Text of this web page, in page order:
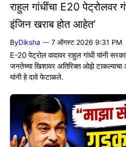
राहुल गांधींचा E20 पेट्रोलवर
इंजिन खराब होत आहेत’
ByDiksha — 7 ऑगस्ट 2026 9:31 PM
E-20 पेट्रोल वादावर राहुल गांधी यांनी
जनतेच्या खिशावर अतिरिक्त ओझे टाकल्याचा
यांनी हे दावे फेटाळले.